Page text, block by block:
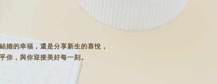
婚的幸福，還是分享新生的喜悅，
你，與你迎接美好每一刻。